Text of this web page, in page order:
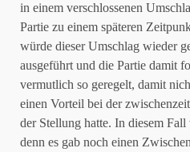
in einem verschlossenen
Partie zu einem späteren
würde dieser Umschlag wieder
ausgeführt und die Partie damit
vermutlich so geregelt, damit
einen Vorteil bei der
der Stellung hatte. In diesem
denn es gab noch einen